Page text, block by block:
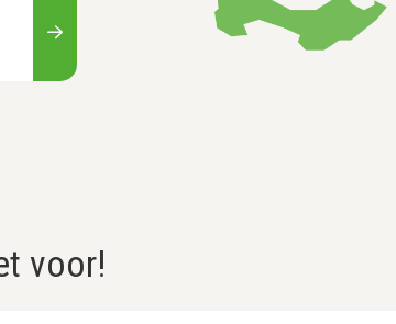
voor!